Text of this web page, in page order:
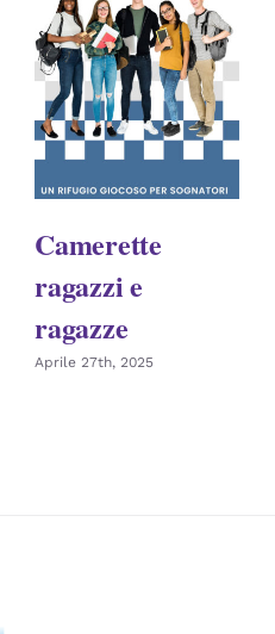
Camerette
ragazzi e
ragazze
Aprile 27th, 2025